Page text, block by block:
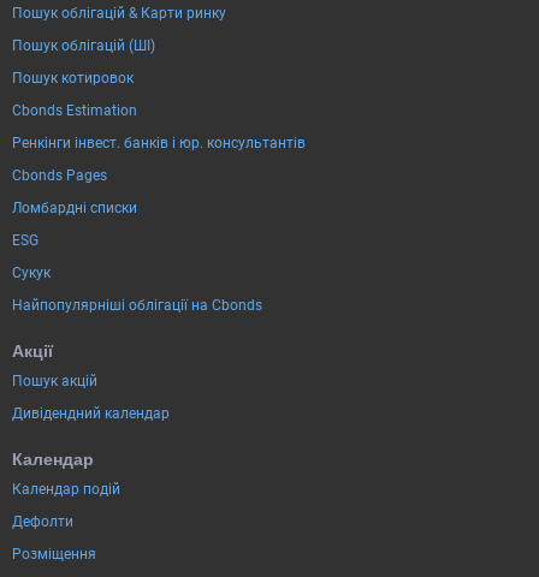
Пошук облігацій & Карти ринку
Пошук облігацій (ШІ)
Пошук котировок
Cbonds Estimation
Ренкінги інвест. банків і юр. консультантів
Cbonds Pages
Ломбардні списки
ESG
Сукук
Найпопулярніші облігації на Cbonds
Акції
Пошук акцій
Дивідендний календар
Календар
Календар подій
Дефолти
Розміщення